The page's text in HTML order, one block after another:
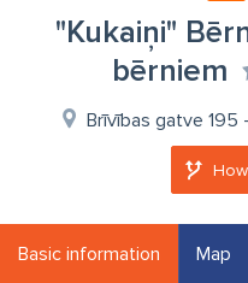
"Kukaiņi"
bērniem
Brīvības gatve 195
Basic information Map